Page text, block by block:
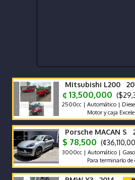
Mitsubishi L200
¢ 13,500,000
2500cc | Automático |
Motor y caja Excelente
Porsche MACAN S
$ 78,500
3000cc | Automático |
Para terminarlo de